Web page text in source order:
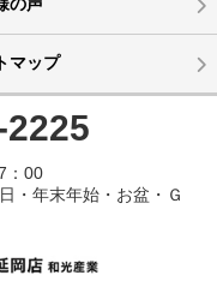
マップ
：00
・年末年始・お盆・Ｇ